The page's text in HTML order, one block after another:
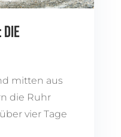
DIE
mitten aus
die Ruhr
vier Tage